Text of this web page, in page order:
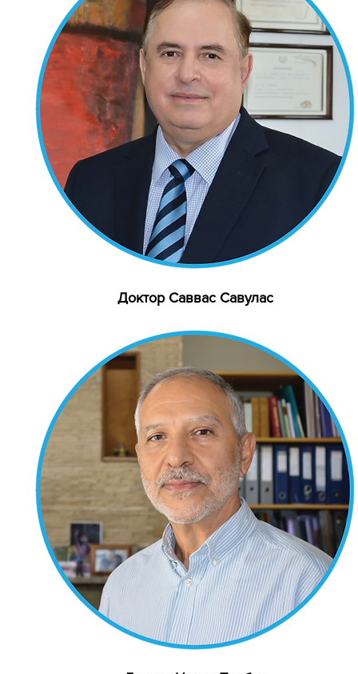
Доктор Саввас Савулас